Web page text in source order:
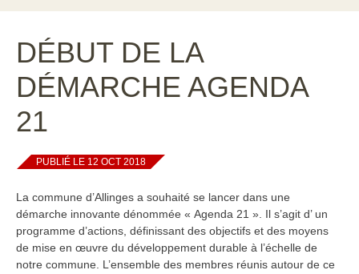
DÉBUT DE LA
DÉMARCHE AGENDA
21
PUBLIÉ LE 12 OCT 2018
La commune d’Allinges a souhaité se lancer dans une
démarche innovante dénommée « Agenda 21 ». Il s’agit d’ un
programme d’actions, définissant des objectifs et des moyens
de mise en œuvre du développement durable à l’échelle de
notre commune. L’ensemble des membres réunis autour de ce